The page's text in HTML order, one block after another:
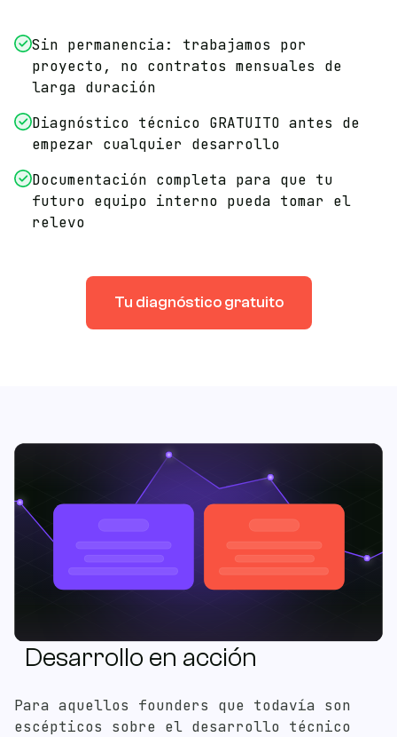
Sin permanencia: trabajamos por
proyecto, no contratos mensuales de
larga duración
Diagnóstico técnico GRATUITO antes de
empezar cualquier desarrollo
Documentación completa para que tu
futuro equipo interno pueda tomar el
relevo
Tu diagnóstico gratuito
Desarrollo en acción
Para aquellos founders que todavía son
escépticos sobre el desarrollo técnico